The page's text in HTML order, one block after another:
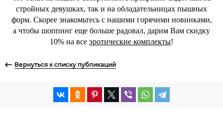
стройных девушках, так и на обладательницах пышных
форм. Скорее знакомьтесь с нашими горячими новинками,
а чтобы шоппинг еще больше радовал, дарим Вам скидку
10% на все эротические комплекты!
Вернуться к списку публикаций